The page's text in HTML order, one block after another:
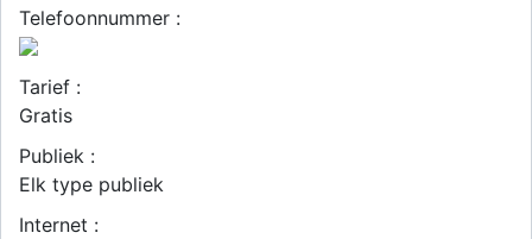
Telefoonnummer :
Tarief :
Gratis
Publiek :
Elk type publiek
Internet :